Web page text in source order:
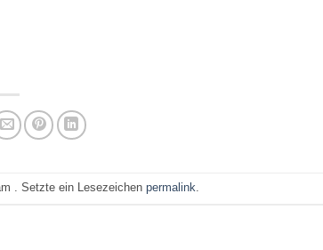
. Setzte ein Lesezeichen permalink.